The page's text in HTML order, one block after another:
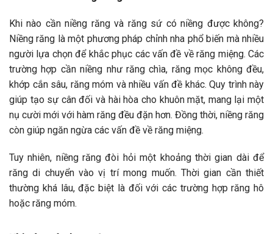
Khi nào cần niềng răng và răng sứ có niềng được không?
Niềng răng là một phương pháp chỉnh nha phổ biến mà nhiều
người lựa chọn để khắc phục các vấn đề về răng miệng. Các
trường hợp cần niềng như răng chìa, răng mọc không đều,
khớp cắn sâu, răng móm và nhiều vấn đề khác. Quy trình này
giúp tạo sự cân đối và hài hòa cho khuôn mặt, mang lại một
nụ cười mới với hàm răng đều đặn hơn. Đồng thời, niềng răng
còn giúp ngăn ngừa các vấn đề về răng miệng.
Tuy nhiên, niềng răng đòi hỏi một khoảng thời gian dài để
răng di chuyển vào vị trí mong muốn. Thời gian cần thiết
thường khá lâu, đặc biệt là đối với các trường hợp răng hô
hoặc răng móm.